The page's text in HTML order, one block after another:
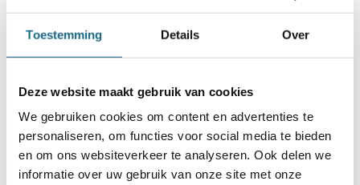
Toestemming Details Over
Deze website maakt gebruik van cookies
We gebruiken cookies om content en advertenties te
personaliseren, om functies voor social media te bieden
en om ons websiteverkeer te analyseren. Ook delen we
informatie over uw gebruik van onze site met onze
Misschien ook iets voor u
2 januari 2019
Koen Lambrecht eerste
Nederlands kampioen NK
Snelschaken voor studenten